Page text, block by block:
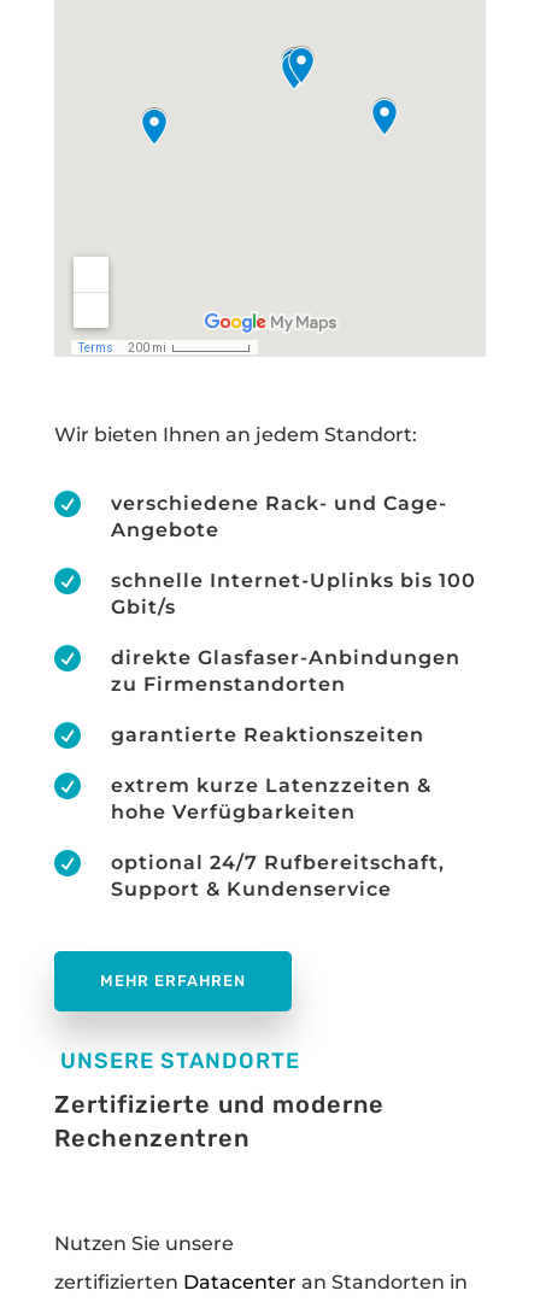
Wir bieten Ihnen an jedem Standort:

verschiedene Rack- und Cage-
Angebote

schnelle Internet-Uplinks bis 100
Gbit/s

direkte Glasfaser-Anbindungen
zu Firmenstandorten
 garantierte Reaktionszeiten

extrem kurze Latenzzeiten &
hohe Verfügbarkeiten

optional 24/7 Rufbereitschaft,
Support & Kundenservice
MEHR ERFAHREN
UNSERE STANDORTE
Zertifizierte und moderne
Rechenzentren
Nutzen Sie unsere
zertifizierten Datacenter an Standorten in